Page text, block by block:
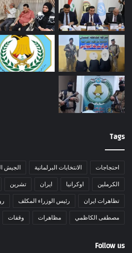
Tags
احتجاجات الانتخابات البرلمانية الجيش
الكرملين اوكرانيا ايران تشرين
تظاهرات ايران رئيس الوزراء المكلف
مصطفى الكاظمي مظاهرات وقفات
Follow us